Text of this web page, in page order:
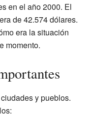
en el año 2000. El
de 42.574 dólares.
era la situación
momento.
y pueblos.